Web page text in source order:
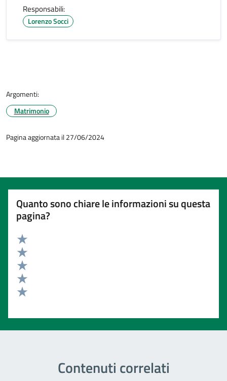
Responsabili:
Lorenzo Socci
Argomenti:
Matrimonio
Pagina aggiornata il 27/06/2024
Quanto sono chiare le informazioni su questa
pagina?
Valuta 5 stelle su 5
Valuta 4 stelle su 5
Valuta 3 stelle su 5
Valuta 2 stelle su 5
Contenuti correlati